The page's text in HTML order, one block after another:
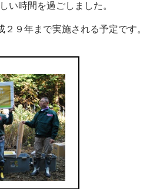
時間を過ごしました。
９年まで実施される予定です。